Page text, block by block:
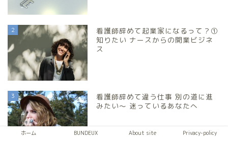
2
看護師辞めて起業家になるって？①
知りたい ナースからの開業ビジネ
ス
3
看護師辞めて違う仕事 別の道に進
みたい～ 迷っているあなたへ
ホーム BUNDEUX About site Privacy-policy